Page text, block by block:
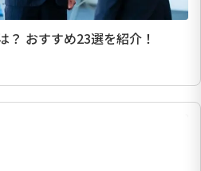
？ おすすめ23選を紹介！